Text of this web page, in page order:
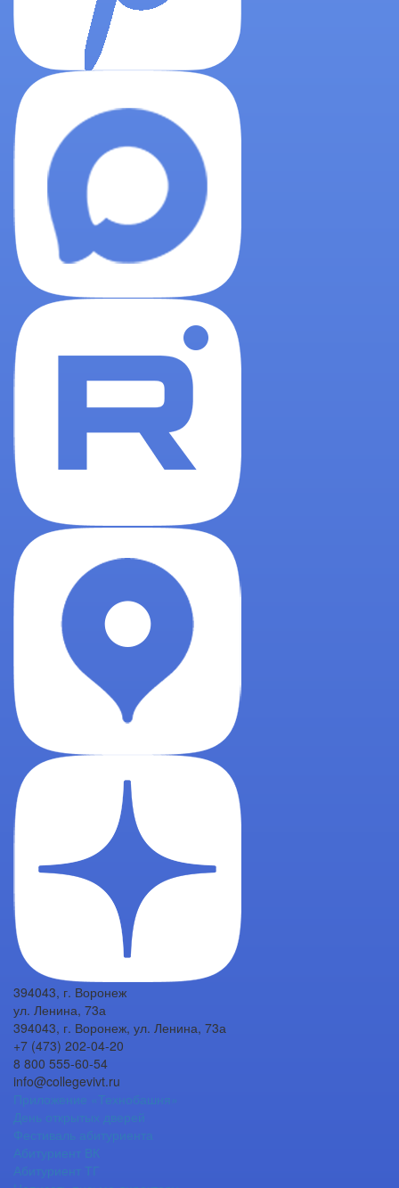
394043, г. Воронеж
ул. Ленина, 73а
394043, г. Воронеж, ул. Ленина, 73а
+7 (473) 202-04-20
8 800 555-60-54
info@collegevivt.ru
Приложение «Технобашня»
День открытых дверей
Фестиваль абитуриента
Абитуриент ВК
Абитуриент ТГ